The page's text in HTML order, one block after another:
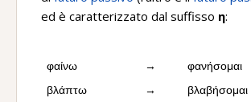
ed è caratterizzato dal suffisso η:
φαίνω →
φανήσομαι
βλάπτω
→ βλαβήσομαι